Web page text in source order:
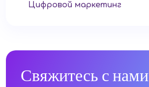
Цифровой маркетинг
Свяжитесь с нами